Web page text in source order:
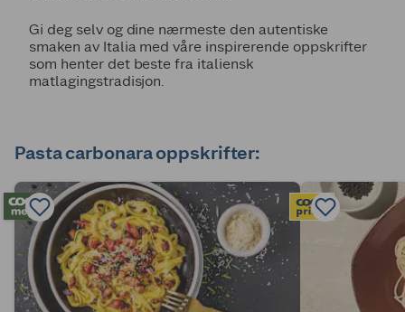
Gi deg selv og dine nærmeste den autentiske
smaken av Italia med våre inspirerende oppskrifter
som henter det beste fra italiensk
matlagingstradisjon.
Pasta carbonara oppskrifter: